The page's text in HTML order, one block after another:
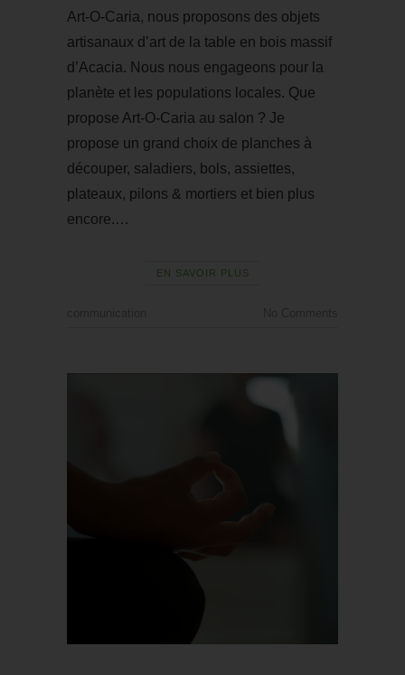
Art-O-Caria, nous proposons des objets
artisanaux d’art de la table en bois massif
d’Acacia. Nous nous engageons pour la
planète et les populations locales. Que
propose Art-O-Caria au salon ? Je
propose un grand choix de planches à
découper, saladiers, bols, assiettes,
plateaux, pilons & mortiers et bien plus
encore.…
EN SAVOIR PLUS